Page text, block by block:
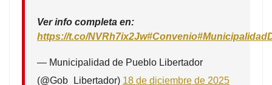
Ver info completa en:
https://t.co/NVRh7ix2Jw#Convenio
— Municipalidad de Pueblo Libertador
(@Gob_Libertador) 18 de diciembre de 2025